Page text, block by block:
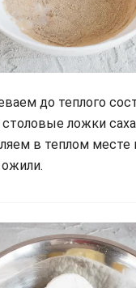
до теплого
ложки
в теплом месте